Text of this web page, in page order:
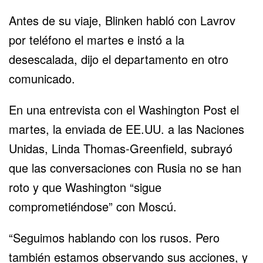
Antes de su viaje, Blinken habló con Lavrov
por teléfono el martes e instó a la
desescalada, dijo el departamento en otro
comunicado.
En una entrevista con el Washington Post el
martes, la enviada de EE.UU. a las Naciones
Unidas, Linda Thomas-Greenfield, subrayó
que las conversaciones con Rusia no se han
roto y que Washington “sigue
comprometiéndose” con Moscú.
“Seguimos hablando con los rusos. Pero
también estamos observando sus acciones, y